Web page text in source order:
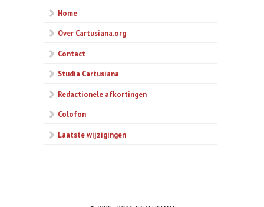
Home
Over Cartusiana.org
Contact
Studia Cartusiana
Redactionele afkortingen
Colofon
Laatste wijzigingen